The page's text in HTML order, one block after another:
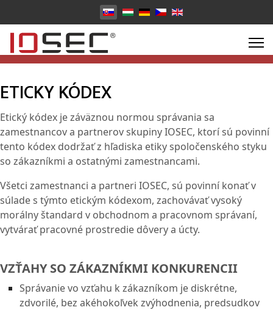
Vyberte váš jazyk
ETICKY KÓDEX
Etický kódex je záväznou normou správania sa
zamestnancov a partnerov skupiny IOSEC, ktorí sú povinní
tento kódex dodržať z hľadiska etiky spoločenského styku
so zákazníkmi a ostatnými zamestnancami.
Všetci zamestnanci a partneri IOSEC, sú povinní konať v
súlade s týmto etickým kódexom, zachovávať vysoký
morálny štandard v obchodnom a pracovnom správaní,
vytvárať pracovné prostredie dôvery a úcty.
VZŤAHY SO ZÁKAZNÍKMI KONKURENCII
Správanie vo vzťahu k zákazníkom je diskrétne,
zdvorilé, bez akéhokoľvek zvýhodnenia, predsudkov